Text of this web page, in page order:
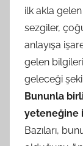
ilk akla
sezgiler,
anlayışa
gelen
geleceği
Bununla
yeteneğine
Bazıları,